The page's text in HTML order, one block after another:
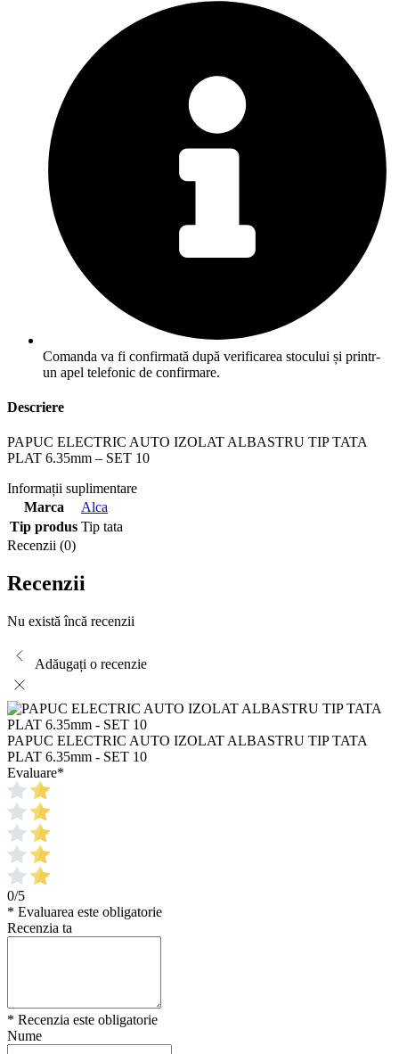
Comanda va fi confirmată după verificarea stocului și printr-
un apel telefonic de confirmare.
Descriere
PAPUC ELECTRIC AUTO IZOLAT ALBASTRU TIP TATA
PLAT 6.35mm – SET 10
Informații suplimentare
Marca
Alca
Tip produs Tip tata
Recenzii (0)
Recenzii
Nu există încă recenzii
Adăugați o recenzie
PAPUC ELECTRIC AUTO IZOLAT ALBASTRU TIP TATA
PLAT 6.35mm - SET 10
Evaluare*
0/5
* Evaluarea este obligatorie
Recenzia ta
* Recenzia este obligatorie
Nume